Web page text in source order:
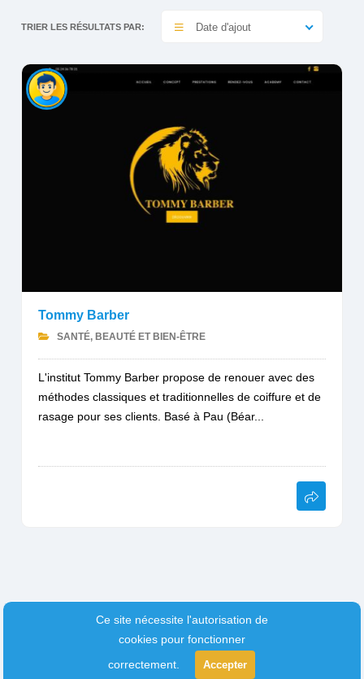
TRIER LES RÉSULTATS PAR: Date d'ajout
Tommy Barber
SANTÉ, BEAUTÉ ET BIEN-ÊTRE
L'institut Tommy Barber propose de renouer avec des
méthodes classiques et traditionnelles de coiffure et de
rasage pour ses clients. Basé à Pau (Béar...
Ce site nécessite l'autorisation de
cookies pour fonctionner
correctement.
Accepter